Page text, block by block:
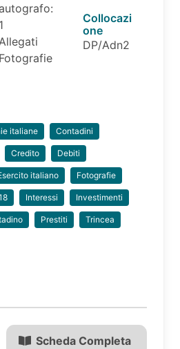
1
Allegati
Fotografie
Collocazi
one
DP/Adn2
italiane Contadini
Credito Debiti
italiano Fotografie
Interessi Investimenti
Prestiti Trincea
Scheda Completa